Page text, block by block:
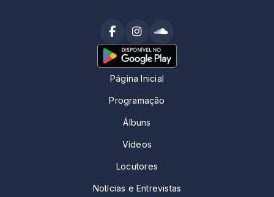
Página Inicial
Programação
Álbuns
Vídeos
Locutores
Notícias e Entrevistas